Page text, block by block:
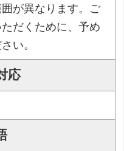
が異なります。ご
だくために、予め
い。
応